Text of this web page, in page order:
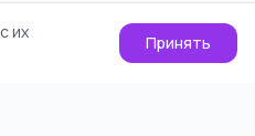
их
Принять